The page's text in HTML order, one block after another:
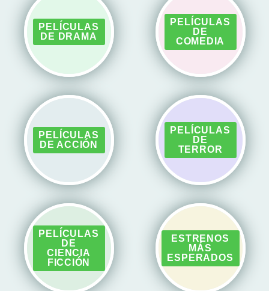
PELÍCULAS
DE DRAMA
PELÍCULAS
DE
COMEDIA
PELÍCULAS
DE ACCIÓN
PELÍCULAS
DE
TERROR
PELÍCULAS
DE
CIENCIA
FICCIÓN
ESTRENOS
MÁS
ESPERADOS